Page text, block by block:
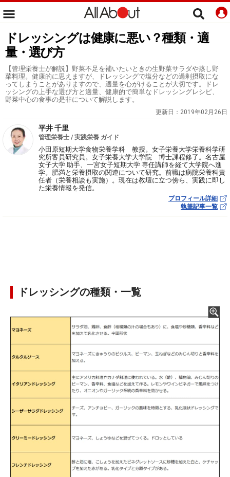
ドレッシングは健康に悪い？種類・適
量・選び方
【管理栄養士が解説】野菜不足を補いたいときの生野菜サラダや蒸し野
菜料理。健康的に思えますが、ドレッシングで塩分などの過剰摂取にな
ってしまうことがありますので、適量を心がけることが大切です。ドレ
ッシングの上手な選び方と適量、健康的で簡単なドレッシングレシピ、
野菜中心の食事の是非について解説します。
更新日： 2019年02月26日
平井 千里
管理栄養士 / 実践栄養 ガイド
小田原短期大学食物栄養学科 教授。女子栄養大学栄養科学研
究所客員研究員。女子栄養大学大学院 博士課程修了。名古屋
女子大学 助手、一宮女子短期大学 専任講師を経て大学院へ進
学。肥満と栄養摂取の関連について研究。前職は病院栄養科責
任者（栄養相談も実施）。現在は教壇に立つ傍ら、実践に即し
た栄養情報を発信。
プロフィール詳細
執筆記事一覧
ドレッシングの種類・一覧